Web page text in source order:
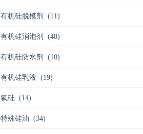
有机硅脱模剂 (11)
有机硅消泡剂 (48)
有机硅防水剂 (10)
有机硅乳液 (19)
氟硅 (14)
特殊硅油 (34)